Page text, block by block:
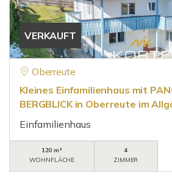
VERKAUFT
Oberreute
Kleines Einfamilienhaus mit
BERGBLICK in Oberreute im
Einfamilienhaus
120 m²
WOHNFLÄCHE
4
ZIMMER